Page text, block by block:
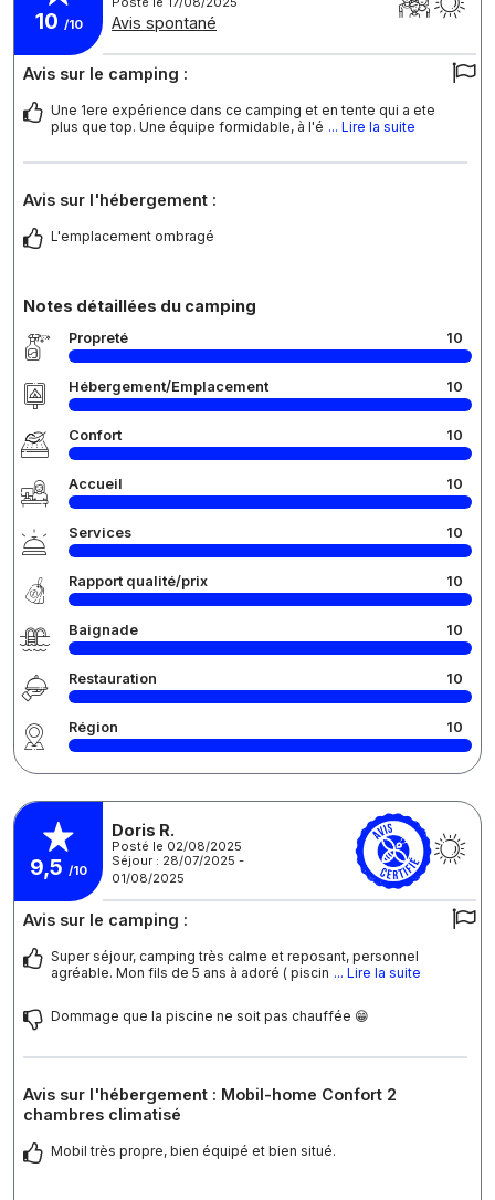
10 /10 Avis spontané
Avis sur le camping :
Une 1ere expérience dans ce camping et en tente qui a ete
plus que top. Une équipe formidable, à l'é ... Lire la suite
Avis sur l'hébergement :
L'emplacement ombragé
Notes détaillées du camping
Propreté 10
Hébergement/Emplacement 10
Confort 10
Accueil 10
Services 10
Rapport qualité/prix 10
Baignade 10
Restauration 10
Région 10
9,5 /10
Doris R.
Posté le 02/08/2025
Séjour : 28/07/2025 -
01/08/2025
Avis sur le camping :
Super séjour, camping très calme et reposant, personnel
agréable. Mon fils de 5 ans à adoré ( piscin ... Lire la suite
Dommage que la piscine ne soit pas chauffée 😁
Avis sur l'hébergement : Mobil-home Confort 2
chambres climatisé
Mobil très propre, bien équipé et bien situé.